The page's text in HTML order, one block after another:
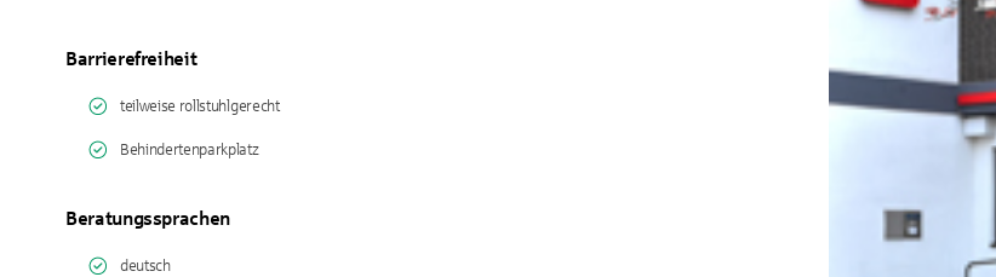
Barrierefreiheit
teilweise rollstuhlgerecht
Behindertenparkplatz
Beratungssprachen
deutsch